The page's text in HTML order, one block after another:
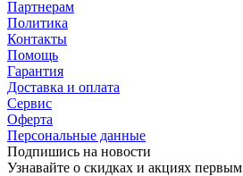
Партнерам
Политика
Контакты
Помощь
Гарантия
Доставка и оплата
Сервис
Оферта
Персональные данные
Подпишись на новости
Узнавайте о скидках и акциях первым